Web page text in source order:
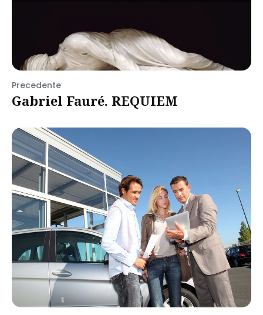
Precedente
Gabriel Fauré. REQUIEM